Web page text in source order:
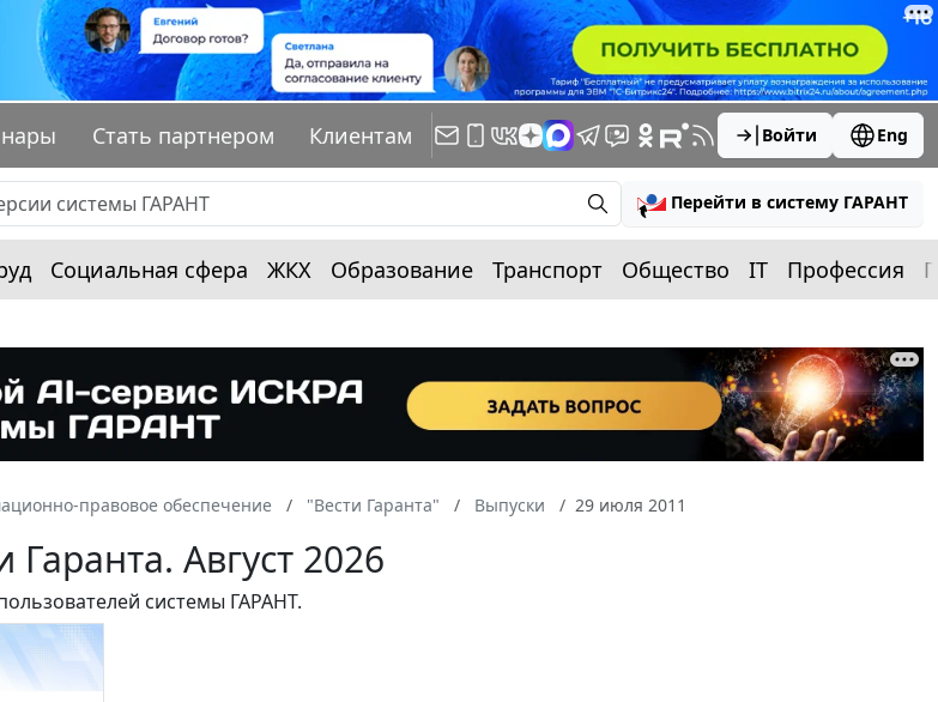
Стать партнером Клиентам Войти Eng
Перейти в систему ГАРАНТ
Социальная сфера ЖКХ Образование Транспорт Общество IT Профессия
правовое обеспечение "Вести Гаранта" Выпуски 29 июля 2011
Гаранта. Август 2026
системы ГАРАНТ.